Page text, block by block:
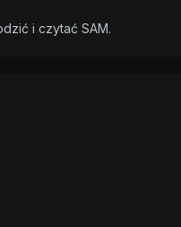
i czytać SAM.